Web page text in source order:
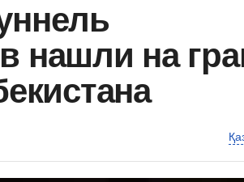
нашли на